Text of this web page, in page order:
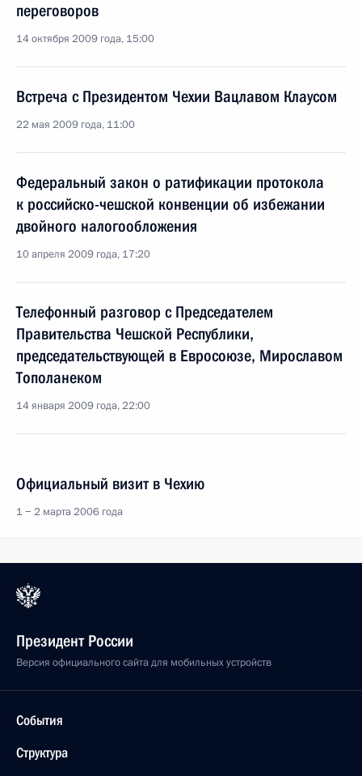
переговоров
14 октября 2009 года, 15:00
Встреча с Президентом Чехии Вацлавом Клаусом
22 мая 2009 года, 11:00
Федеральный закон о ратификации протокола
к российско-чешской конвенции об избежании
двойного налогообложения
10 апреля 2009 года, 17:20
Телефонный разговор с Председателем
Правительства Чешской Республики,
председательствующей в Евросоюзе, Мирославом
Тополанеком
14 января 2009 года, 22:00
Официальный визит в Чехию
1 − 2 марта 2006 года
Президент России
Версия официального сайта для мобильных устройств
События
Структура